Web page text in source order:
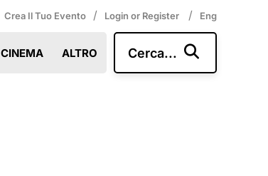
Crea Il Tuo Evento / Login or Register / Eng
CINEMA ALTRO Cerca...